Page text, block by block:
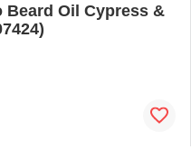
Beard Oil Cypress &